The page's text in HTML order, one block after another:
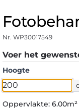
Nr. WP30017549
Voer het
Hoogte
Oppervlakte:6.00m²